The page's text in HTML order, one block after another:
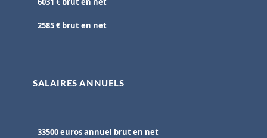
2585 € brut en net
SALAIRES ANNUELS
33500 euros annuel brut en net